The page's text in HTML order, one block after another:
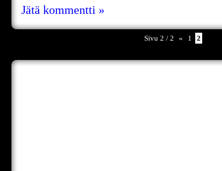
Jätä kommentti »
Sivu 2 / 2 « 1 2